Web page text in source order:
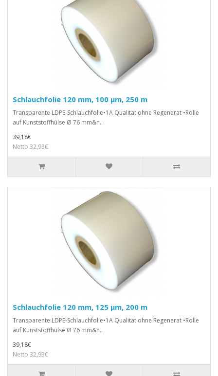
Schlauchfolie 120 mm, 100 µm, 250 m
Transparente LDPE-Schlauchfolie•1A Qualität ohne Regenerat •Rolle
auf Kunststoffhülse Ø 76 mm&n..
39,18€
Netto 32,93€
Schlauchfolie 120 mm, 125 µm, 200 m
Transparente LDPE-Schlauchfolie•1A Qualität ohne Regenerat •Rolle
auf Kunststoffhülse Ø 76 mm&n..
39,18€
Netto 32,93€